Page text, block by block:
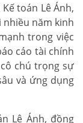
toán Lê Ánh,
năm kinh
trong việc
cáo tài chính
chú trọng sự
và ứng dụng
Lê Ánh, đồng